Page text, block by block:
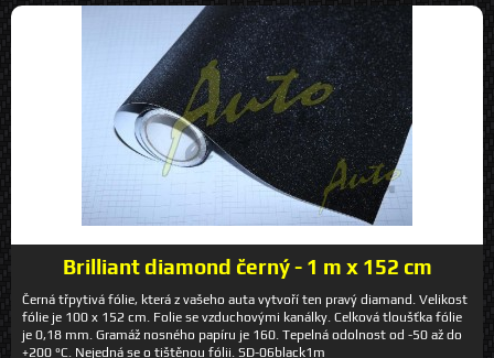
Brilliant diamond černý - 1 m x 152 cm
Černá třpytivá fólie, která z vašeho auta vytvoří ten pravý diamand. Velikost
fólie je 100 x 152 cm. Folie se vzduchovými kanálky. Celková tloušťka fólie
je 0,18 mm. Gramáž nosného papíru je 160. Tepelná odolnost od -50 až do
+200 °C. Nejedná se o tištěnou fólii. SD-06black1m